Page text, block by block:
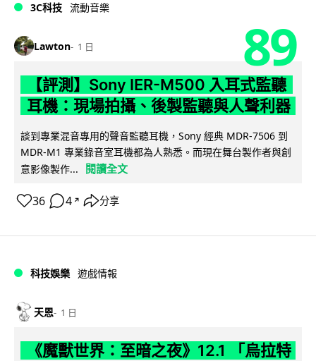
3C科技 流動音樂
Lawton 1 日 89
【評測】Sony IER-M500 入耳式監聽
耳機：現場拍攝、後製監聽與人聲利器
談到專業混音專用的聲音監聽耳機，Sony 經典 MDR-7506 到
MDR-M1 專業錄音室耳機都為人熟悉。而現在舞台製作者與創
意影像製作...
閱讀全文
36 4 ↗ 分享
科技娛樂 遊戲情報
天恩 1 日
《魔獸世界：至暗之夜》12.1 「烏拉特